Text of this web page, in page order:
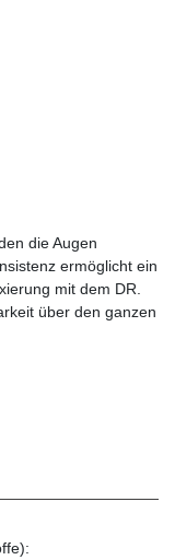
die Augen
ermöglicht ein
mit dem DR.
über den ganzen